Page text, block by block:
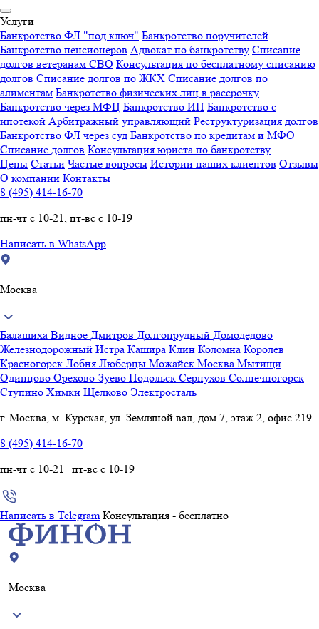
Услуги
Банкротство ФЛ "под ключ" Банкротство поручителей
Банкротство пенсионеров Адвокат по банкротству Списание
долгов ветеранам СВО Консультация по бесплатному списанию
долгов Списание долгов по ЖКХ Списание долгов по
алиментам Банкротство физических лиц в рассрочку
Банкротство через МФЦ Банкротство ИП Банкротство с
ипотекой Арбитражный управляющий Реструктуризация долгов
Банкротство ФЛ через суд Банкротство по кредитам и МФО
Списание долгов Консультация юриста по банкротству
Цены Статьи Частые вопросы Истории наших клиентов Отзывы
О компании Контакты
8 (495) 414-16-70
пн-чт с 10-21, пт-вс с 10-19
Написать в WhatsApp
Москва
Балашиха Видное Дмитров Долгопрудный Домодедово
Железнодорожный Истра Кашира Клин Коломна Королев
Красногорск Лобня Люберцы Можайск Москва Мытищи
Одинцово Орехово-Зуево Подольск Серпухов Солнечногорск
Ступино Химки Щелково Электросталь
г. Москва, м. Курская, ул. Земляной вал, дом 7, этаж 2, офис 219
8 (495) 414-16-70
пн-чт с 10-21 | пт-вс с 10-19
Написать в Telegram Консультация - бесплатно
Москва